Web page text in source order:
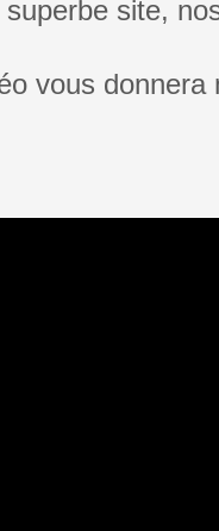
superbe site,
vous